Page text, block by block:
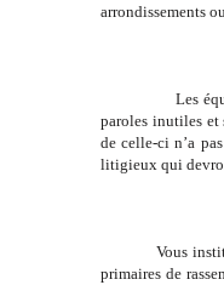
arrondissements
Les équipes
paroles inutiles et
de celle-ci n’a
litigieux qui
Vous
primaires de